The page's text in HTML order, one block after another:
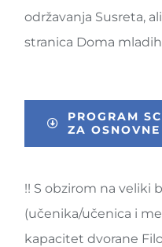
održavanja Susreta,
stranica Doma
PROGRAM
ZA
!! S obzirom na veliki
(učenika/učenica i
kapacitet dvorane